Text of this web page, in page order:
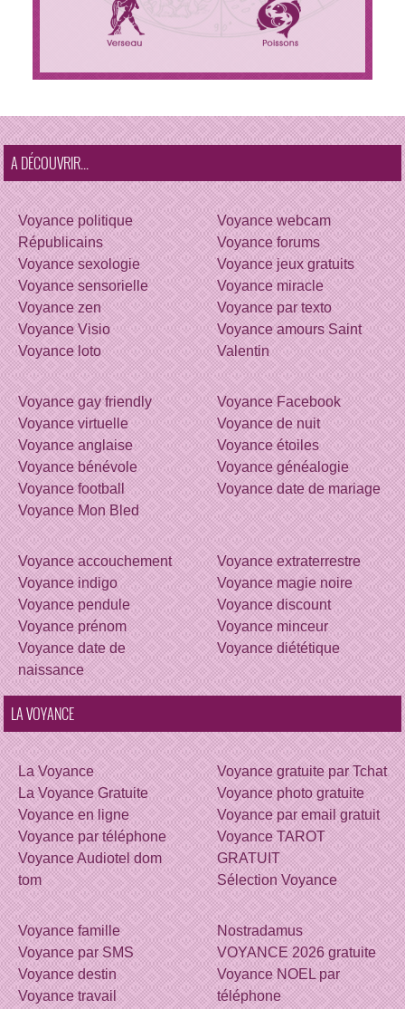
A DÉCOUVRIR...
Voyance politique
Républicains
Voyance sexologie
Voyance sensorielle
Voyance zen
Voyance Visio
Voyance loto
Voyance webcam
Voyance forums
Voyance jeux gratuits
Voyance miracle
Voyance par texto
Voyance amours Saint
Valentin
Voyance gay friendly
Voyance virtuelle
Voyance anglaise
Voyance bénévole
Voyance football
Voyance Mon Bled
Voyance Facebook
Voyance de nuit
Voyance étoiles
Voyance généalogie
Voyance date de mariage
Voyance accouchement
Voyance indigo
Voyance pendule
Voyance prénom
Voyance date de
naissance
Voyance extraterrestre
Voyance magie noire
Voyance discount
Voyance minceur
Voyance diététique
LA VOYANCE
La Voyance
La Voyance Gratuite
Voyance en ligne
Voyance par téléphone
Voyance Audiotel dom
tom
Voyance gratuite par Tchat
Voyance photo gratuite
Voyance par email gratuit
Voyance TAROT
GRATUIT
Sélection Voyance
Voyance famille
Voyance par SMS
Voyance destin
Voyance travail
Nostradamus
VOYANCE 2026 gratuite
Voyance NOEL par
téléphone